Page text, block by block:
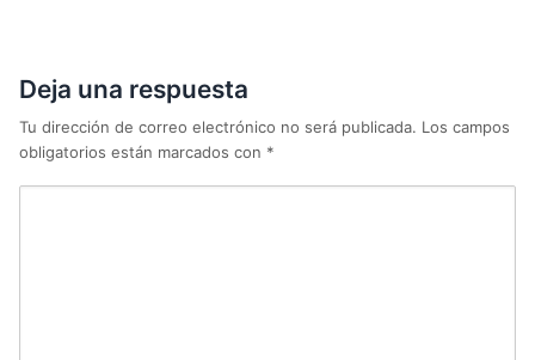
Deja una respuesta
Tu dirección de correo electrónico no será publicada. Los campos
obligatorios están marcados con *